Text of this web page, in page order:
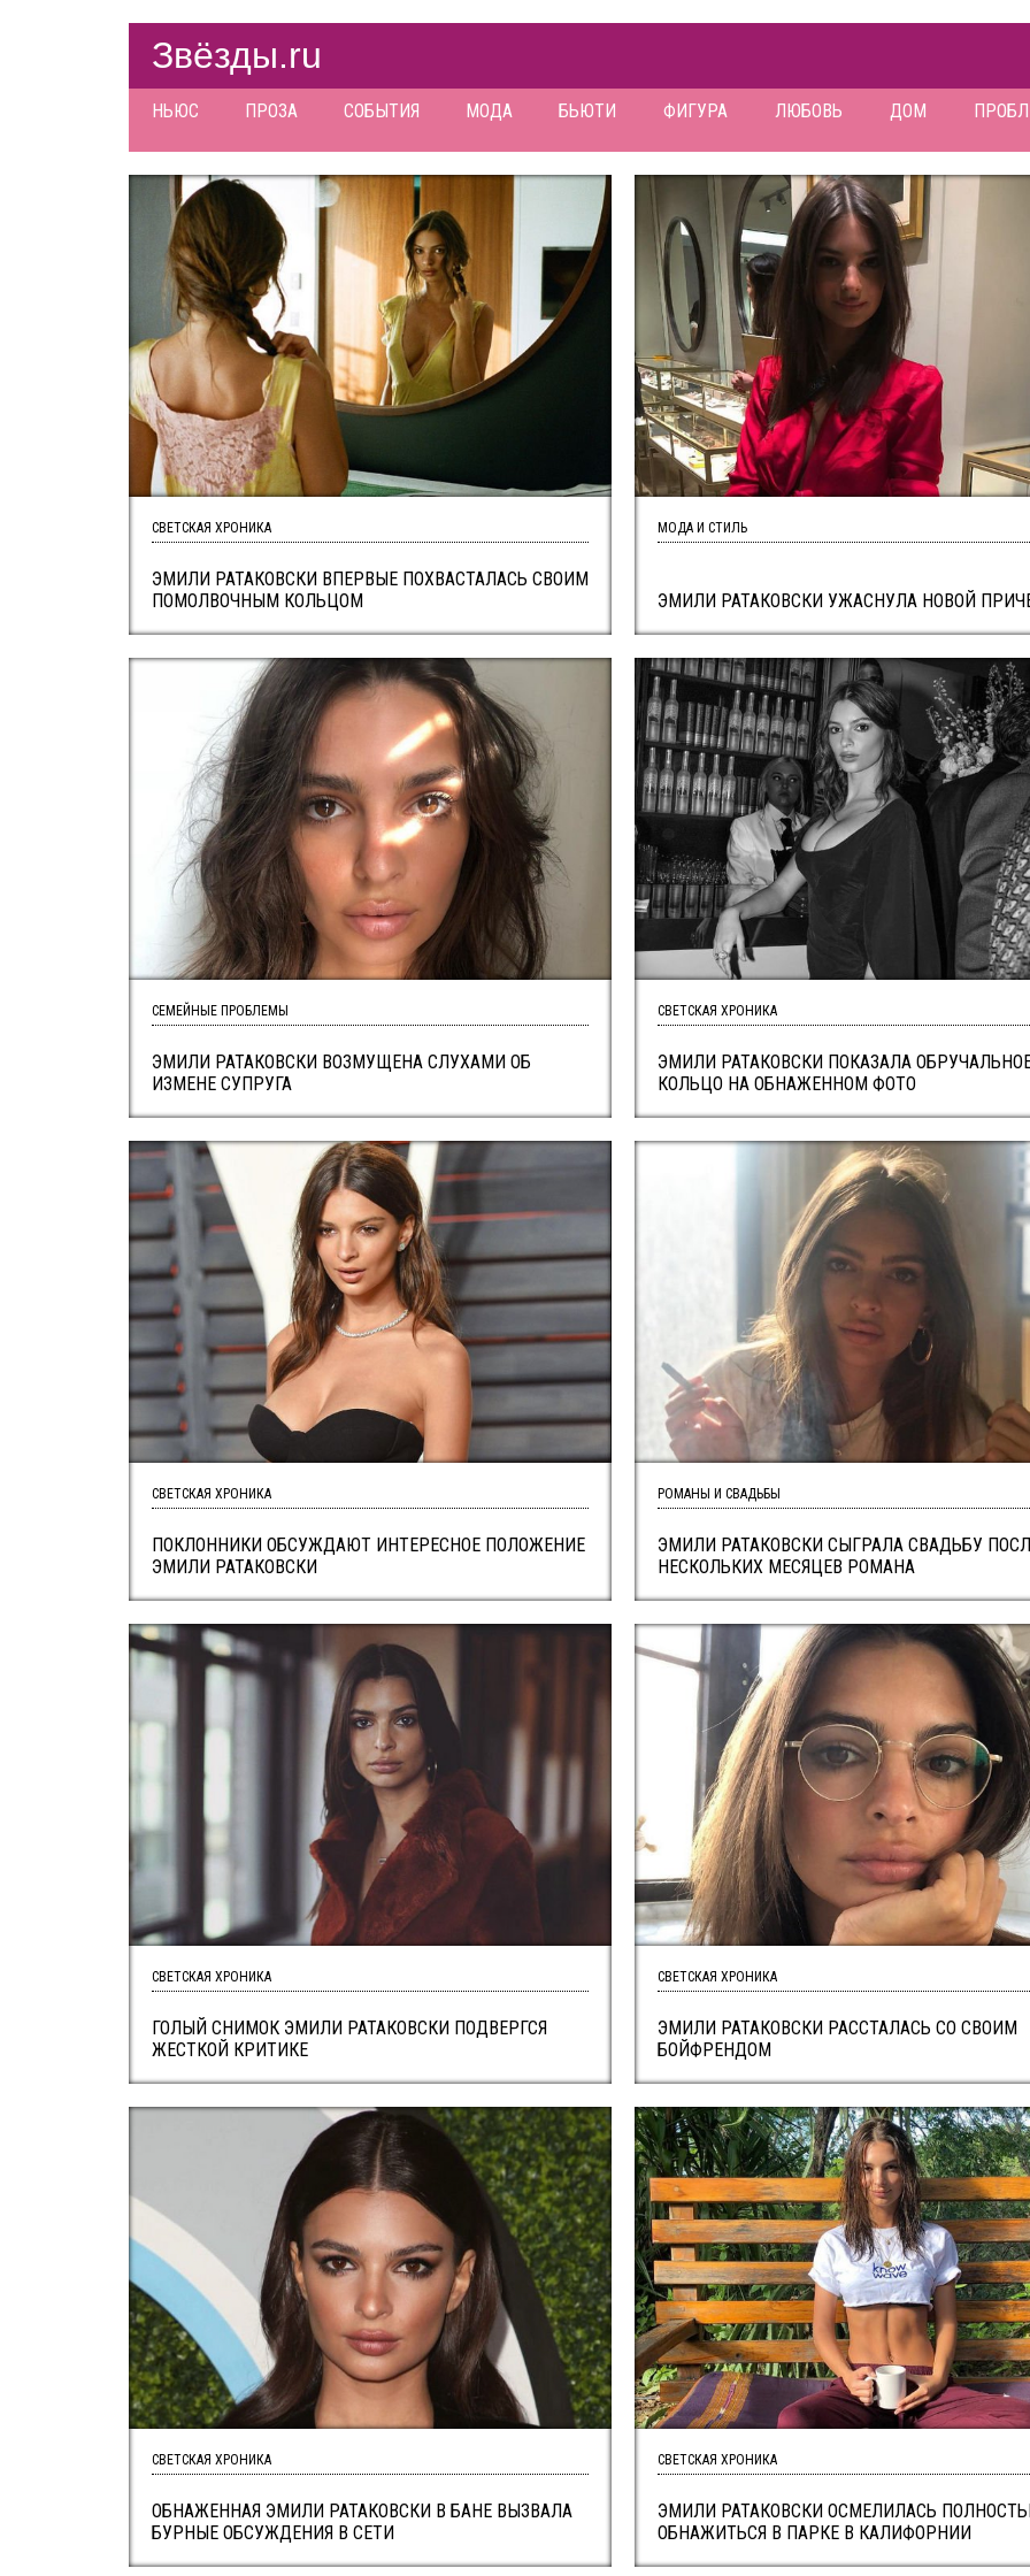
Звёзды.ru
НЬЮС ПРОЗА СОБЫТИЯ МОДА БЬЮТИ ФИГУРА ЛЮБОВЬ ДОМ
ЭМИЛИ РАТАКОВСКИ ВПЕРВЫЕ ПОХВАСТАЛАСЬ СВОИМ
ПОМОЛВОЧНЫМ КОЛЬЦОМ
СВЕТСКАЯ ХРОНИКА
ЭМИЛИ РАТАКОВСКИ УЖАСНУЛА НОВОЙ
МОДА И СТИЛЬ
ЭМИЛИ РАТАКОВСКИ ВОЗМУЩЕНА СЛУХАМИ ОБ
ИЗМЕНЕ СУПРУГА
СЕМЕЙНЫЕ ПРОБЛЕМЫ
ЭМИЛИ РАТАКОВСКИ ПОКАЗАЛА
КОЛЬЦО НА ОБНАЖЕННОМ ФОТО
СВЕТСКАЯ ХРОНИКА
ПОКЛОННИКИ ОБСУЖДАЮТ ИНТЕРЕСНОЕ ПОЛОЖЕНИЕ
ЭМИЛИ РАТАКОВСКИ
СВЕТСКАЯ ХРОНИКА
ЭМИЛИ РАТАКОВСКИ СЫГРАЛА СВАДЬБУ
НЕСКОЛЬКИХ МЕСЯЦЕВ РОМАНА
РОМАНЫ И СВАДЬБЫ
ГОЛЫЙ СНИМОК ЭМИЛИ РАТАКОВСКИ ПОДВЕРГСЯ
ЖЕСТКОЙ КРИТИКЕ
СВЕТСКАЯ ХРОНИКА
ЭМИЛИ РАТАКОВСКИ РАССТАЛАСЬ СО СВОИМ
БОЙФРЕНДОМ
СВЕТСКАЯ ХРОНИКА
ОБНАЖЕННАЯ ЭМИЛИ РАТАКОВСКИ В БАНЕ ВЫЗВАЛА
БУРНЫЕ ОБСУЖДЕНИЯ В СЕТИ
СВЕТСКАЯ ХРОНИКА
ЭМИЛИ РАТАКОВСКИ ОСМЕЛИЛАСЬ
ОБНАЖИТЬСЯ В ПАРКЕ В КАЛИФОРНИИ
СВЕТСКАЯ ХРОНИКА